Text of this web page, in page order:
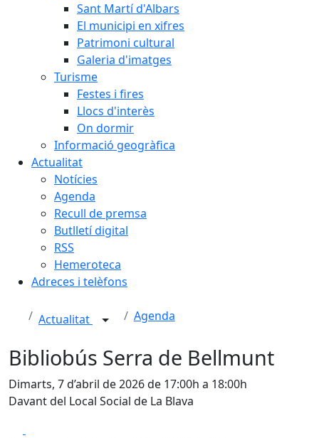
Sant Martí d'Albars
El municipi en xifres
Patrimoni cultural
Galeria d'imatges
Turisme
Festes i fires
Llocs d'interès
On dormir
Informació geogràfica
Actualitat
Notícies
Agenda
Recull de premsa
Butlletí digital
RSS
Hemeroteca
Adreces i telèfons
Actualitat Agenda
Bibliobús Serra de Bellmunt
Dimarts, 7 d’abril de 2026 de 17:00h a 18:00h
Davant del Local Social de La Blava